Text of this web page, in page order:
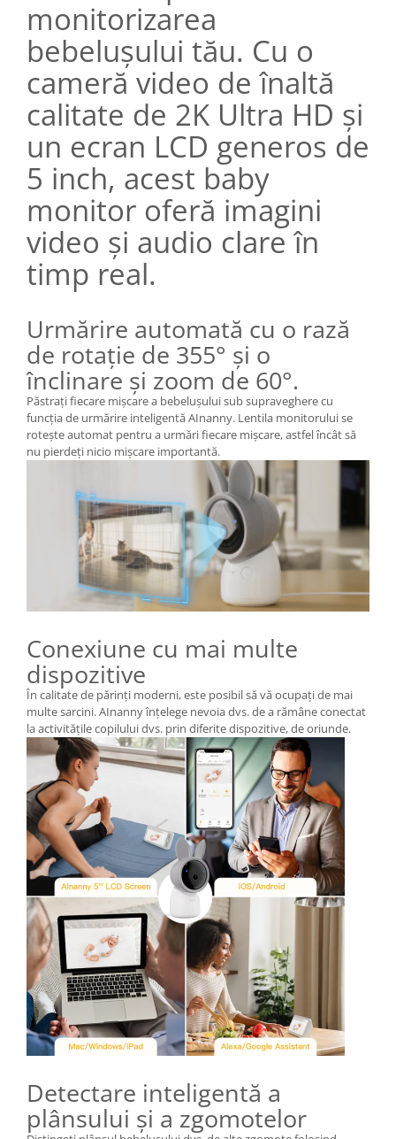
monitorizarea
bebelușului tău. Cu o
cameră video de înaltă
calitate de 2K Ultra HD și
un ecran LCD generos de
5 inch, acest baby
monitor oferă imagini
video și audio clare în
timp real.
Urmărire automată cu o rază
de rotație de 355° și o
înclinare și zoom de 60°.
Păstrați fiecare mișcare a bebelușului sub supraveghere cu
funcția de urmărire inteligentă AInanny. Lentila monitorului se
rotește automat pentru a urmări fiecare mișcare, astfel încât să
nu pierdeți nicio mișcare importantă.
Conexiune cu mai multe
dispozitive
În calitate de părinți moderni, este posibil să vă ocupați de mai
multe sarcini. AInanny înțelege nevoia dvs. de a rămâne conectat
la activitățile copilului dvs. prin diferite dispozitive, de oriunde.
Detectare inteligentă a
plânsului și a zgomotelor